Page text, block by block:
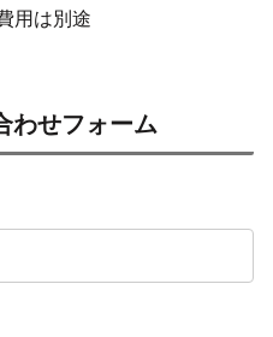
用は別途
わせフォーム